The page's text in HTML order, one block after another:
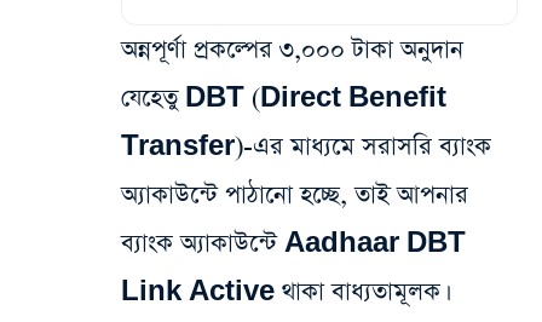
অন্নপূর্ণা প্রকল্পের ৩,০০০ টাকা অনুদান
যেহেতু DBT (Direct Benefit
Transfer)-এর মাধ্যমে সরাসরি ব্যাংক
অ্যাকাউন্টে পাঠানো হচ্ছে, তাই আপনার
ব্যাংক অ্যাকাউন্টে Aadhaar DBT
Link Active থাকা বাধ্যতামূলক।